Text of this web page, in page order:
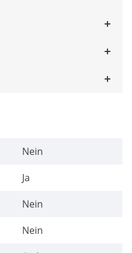
Nein
Ja
Nein
Nein